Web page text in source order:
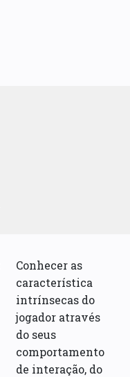
Conhecer as
característica
intrínsecas do
jogador através
do seus
comportamento
de interação, do